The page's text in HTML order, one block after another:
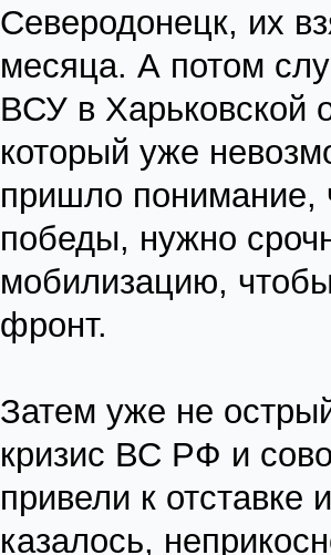
Северодонецк, их
месяца. А потом
ВСУ в Харьковской
который уже
пришло понимание,
победы, нужно
мобилизацию,
фронт.
Затем уже не
кризис ВС РФ и
привели к отставке
казалось,